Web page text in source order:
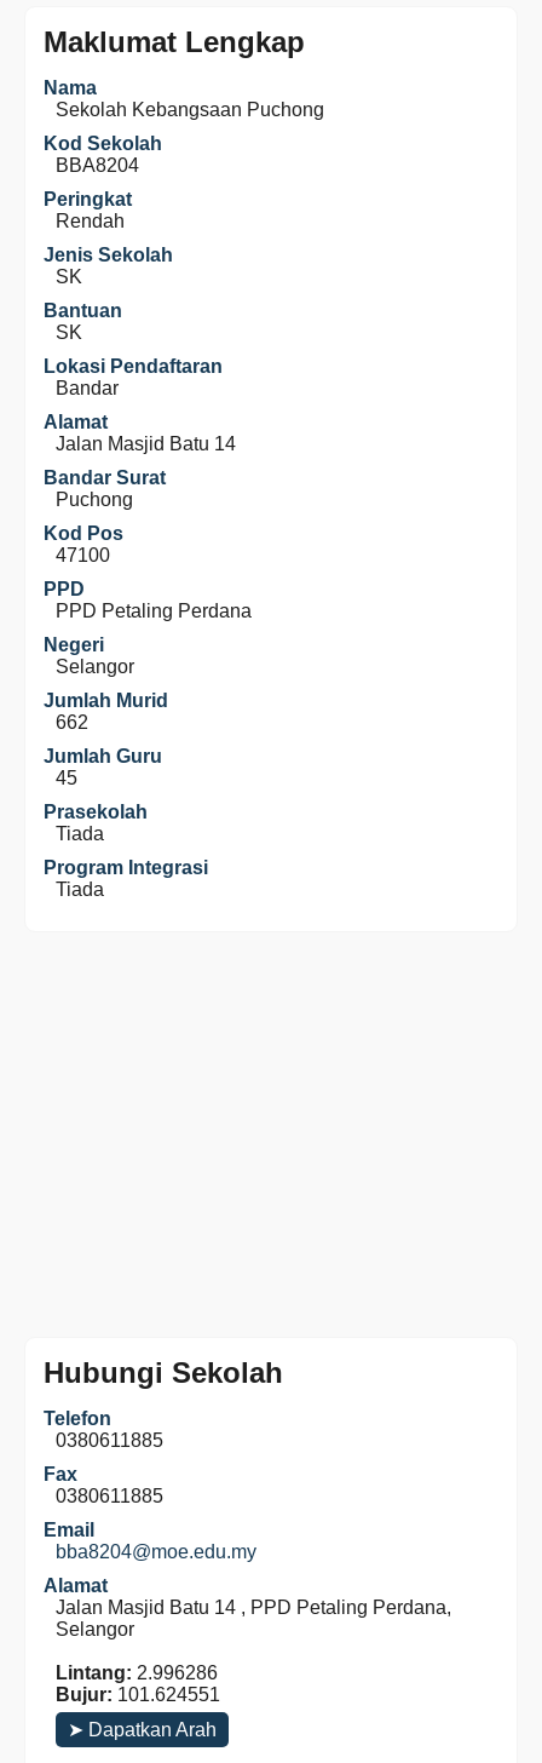
Maklumat Lengkap
Nama
Sekolah Kebangsaan Puchong
Kod Sekolah
BBA8204
Peringkat
Rendah
Jenis Sekolah
SK
Bantuan
SK
Lokasi Pendaftaran
Bandar
Alamat
Jalan Masjid Batu 14
Bandar Surat
Puchong
Kod Pos
47100
PPD
PPD Petaling Perdana
Negeri
Selangor
Jumlah Murid
662
Jumlah Guru
45
Prasekolah
Tiada
Program Integrasi
Tiada
Hubungi Sekolah
Telefon
0380611885
Fax
0380611885
Email
bba8204@moe.edu.my
Alamat
Jalan Masjid Batu 14 , PPD Petaling Perdana,
Selangor
Lintang: 2.996286
Bujur: 101.624551
➤ Dapatkan Arah